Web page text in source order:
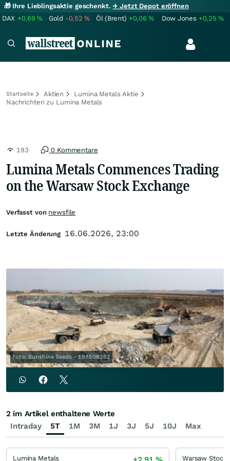
🎁 Ihre Lieblingsaktie geschenkt.→ Jetzt Depot eröffnen
DAX +0,69% Gold -0,52% Öl (Brent) +0,06% Dow Jones +0,25%
Startseite Aktien
Lumina Metals Aktie
Nachrichten zu Lumina Metals
193 0 Kommentare
Lumina Metals Commences Trading
on the Warsaw Stock Exchange
Foto: Sunshine Seeds - 198506252
Verfasst von newsfile
Letzte Änderung 16.06.2026, 23:00
Intraday 5T 1M 3M 1J 3J 5J 10J Max
2 im Artikel enthaltene Werte
Lumina Metals Warsaw Stock